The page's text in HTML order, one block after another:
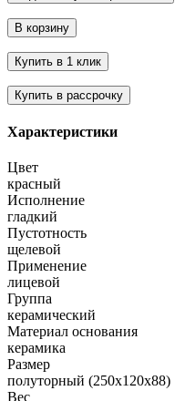
Характеристики
Цвет
красный
Исполнение
гладкий
Пустотность
щелевой
Применение
лицевой
Группа
керамический
Материал основания
керамика
Размер
полуторный (250х120х88)
Вес